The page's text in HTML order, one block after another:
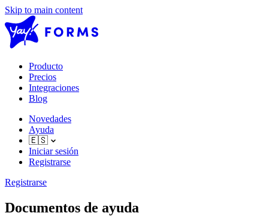
Skip to main content
Producto
Precios
Integraciones
Blog
Novedades
Ayuda
🇪🇸
Iniciar sesión
Registrarse
Registrarse
Documentos de ayuda